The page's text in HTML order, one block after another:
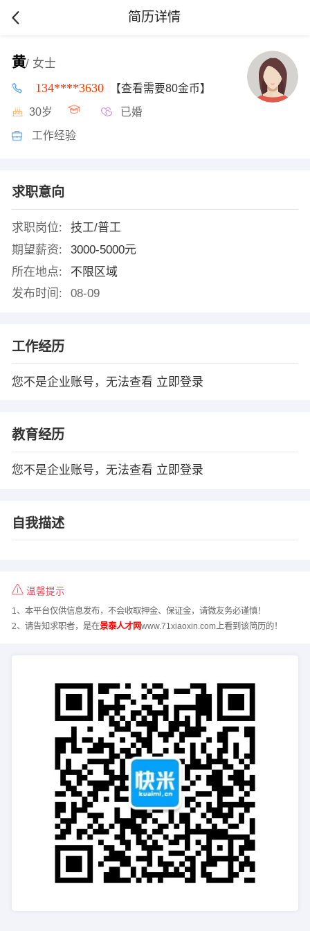
简历详情
黄/ 女士
134****3630 【查看需要80金币】
30岁 已婚
工作经验
求职意向
求职岗位:
技工/普工
期望薪资:
3000-5000元
所在地点:
不限区域
发布时间:
08-09
工作经历
您不是企业账号，无法查看 立即登录
教育经历
您不是企业账号，无法查看 立即登录
自我描述
温馨提示
1、本平台仅供信息发布，不会收取押金、保证金，请微友务必谨慎！
2、请告知求职者，是在景泰人才网www.71xiaoxin.com上看到该简历的！